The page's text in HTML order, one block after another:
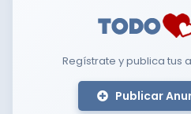
Regístrate y publica tus
Publicar